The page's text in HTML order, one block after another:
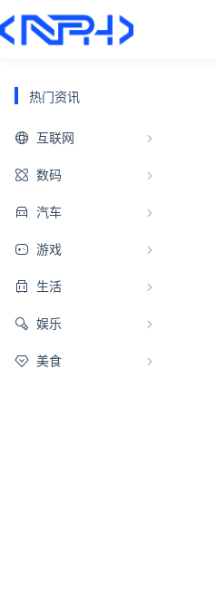
热门资讯
互联网
数码
汽车
游戏
生活
娱乐
美食